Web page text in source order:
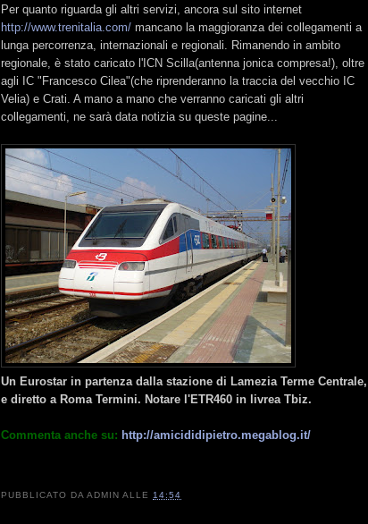
Per quanto riguarda gli altri servizi, ancora sul sito internet
http://www.trenitalia.com/ mancano la maggioranza dei collegamenti a
lunga percorrenza, internazionali e regionali. Rimanendo in ambito
regionale, è stato caricato l'ICN Scilla(antenna jonica compresa!), oltre
agli IC "Francesco Cilea"(che riprenderanno la traccia del vecchio IC
Velia) e Crati. A mano a mano che verranno caricati gli altri
collegamenti, ne sarà data notizia su queste pagine...
Un Eurostar in partenza dalla stazione di Lamezia Terme Centrale,
e diretto a Roma Termini. Notare l'ETR460 in livrea Tbiz.
Commenta anche su: http://amicididipietro.megablog.it/
PUBBLICATO DAADMIN ALLE 14:54